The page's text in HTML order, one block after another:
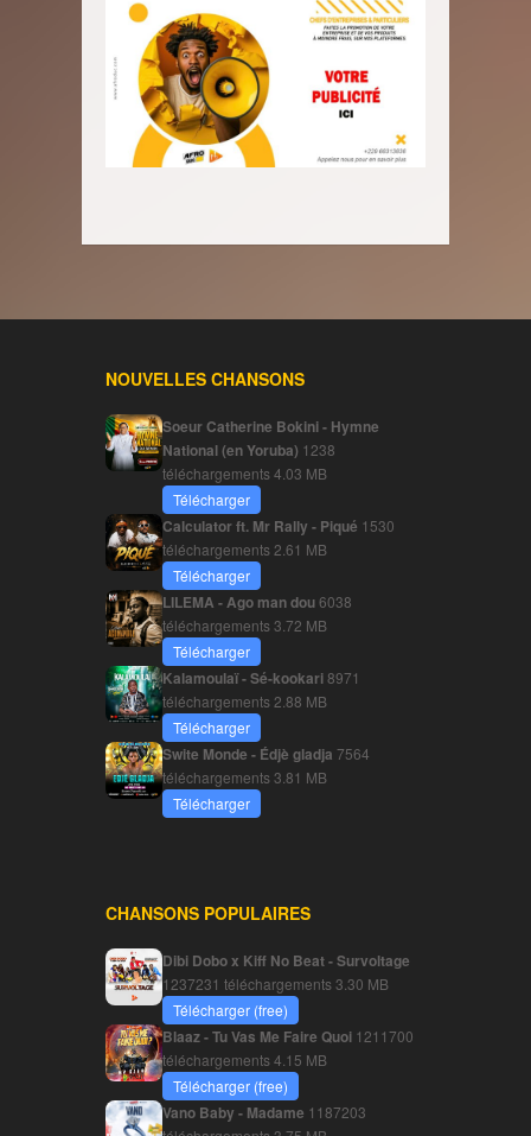
NOUVELLES CHANSONS
Soeur Catherine Bokini - Hymne
National (en Yoruba) 1238
téléchargements4.03 MB
Télécharger
Calculator ft. Mr Rally - Piqué 1530
téléchargements 2.61 MB
Télécharger
LILEMA - Ago man dou6038
téléchargements3.72 MB
Télécharger
Kalamoulaï - Sé-kookari8971
téléchargements 2.88 MB
Télécharger
Swite Monde - Édjè gladja 7564
téléchargements3.81 MB
Télécharger
CHANSONS POPULAIRES
Dibi Dobo x Kiff No Beat - Survoltage
1237231 téléchargements3.30 MB
Télécharger (free)
Blaaz - Tu Vas Me Faire Quoi 1211700
téléchargements4.15 MB
Télécharger (free)
Vano Baby - Madame 1187203